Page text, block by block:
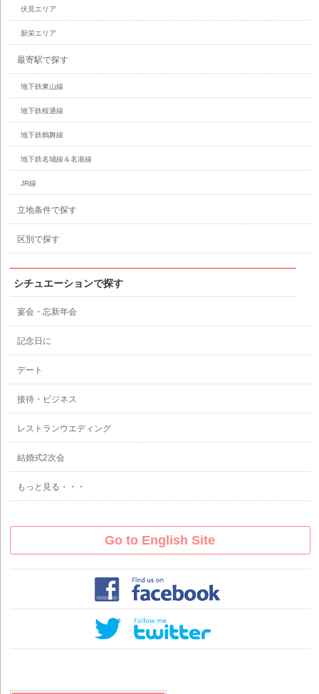
伏見エリア
新栄エリア
最寄駅で探す
地下鉄東山線
地下鉄桜通線
地下鉄鶴舞線
地下鉄名城線＆名港線
JR線
立地条件で探す
区別で探す
シチュエーションで探す
宴会・忘新年会
記念日に
デート
接待・ビジネス
レストランウエディング
結婚式2次会
もっと見る・・・
Go to English Site